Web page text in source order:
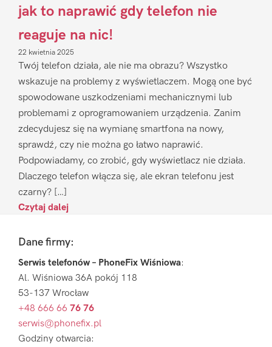
jak to naprawić gdy telefon nie
reaguje na nic!
22 kwietnia 2025
Twój telefon działa, ale nie ma obrazu? Wszystko
wskazuje na problemy z wyświetlaczem. Mogą one być
spowodowane uszkodzeniami mechanicznymi lub
problemami z oprogramowaniem urządzenia. Zanim
zdecydujesz się na wymianę smartfona na nowy,
sprawdź, czy nie można go łatwo naprawić.
Podpowiadamy, co zrobić, gdy wyświetlacz nie działa.
Dlaczego telefon włącza się, ale ekran telefonu jest
czarny? […]
Czytaj dalej
FooterDane firmy:
Serwis telefonów – PhoneFix Wiśniowa:
Al. Wiśniowa 36A pokój 118
53-137 Wrocław
+48 666 66 76 76
serwis@phonefix.pl
Godziny otwarcia: